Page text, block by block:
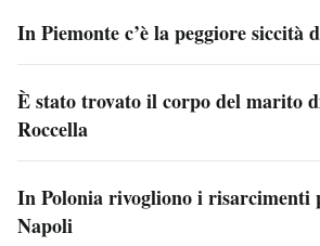
In Piemonte c’è la peggiore siccità
È stato trovato il corpo del marito
Roccella
In Polonia rivogliono i risarcimenti
Napoli